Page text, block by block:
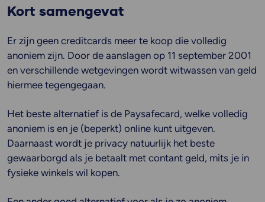
Kort samengevat
Er zijn geen creditcards meer te koop die volledig
anoniem zijn. Door de aanslagen op 11 september 2001
en verschillende wetgevingen wordt witwassen van geld
hiermee tegengegaan.
Het beste alternatief is de Paysafecard, welke volledig
anoniem is en je (beperkt) online kunt uitgeven.
Daarnaast wordt je privacy natuurlijk het beste
gewaarborgd als je betaalt met contant geld, mits je in
fysieke winkels wil kopen.